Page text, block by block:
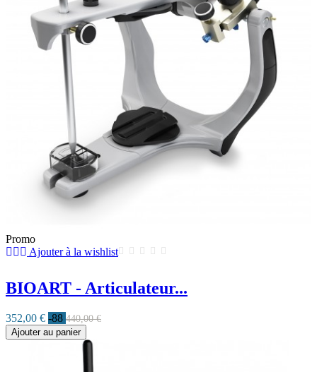
Promo
Ajouter à la wishlist
BIOART - Articulateur...
352,00 € -88 440,00 €
Ajouter au panier